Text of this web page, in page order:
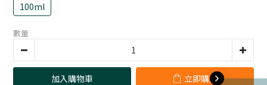
100ml
數量
加入購物車 立即購買